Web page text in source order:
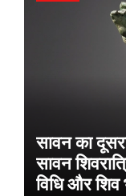
सावन का
सावन
विधि और शिव